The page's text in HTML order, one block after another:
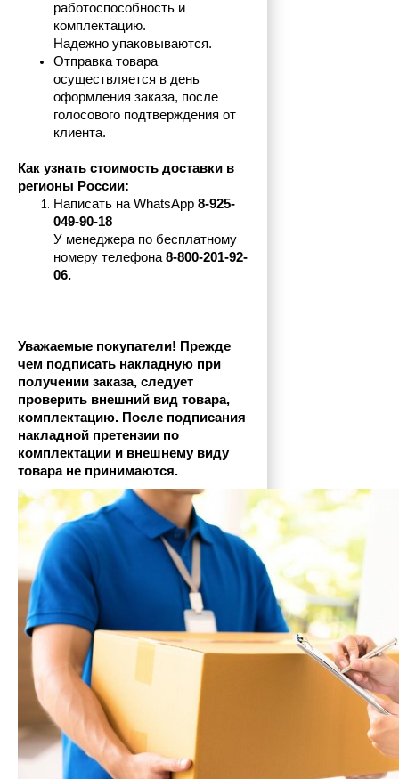
работоспособность и
комплектацию.
Надежно упаковываются.
Отправка товара
осуществляется в день
оформления заказа, после
голосового подтверждения от
клиента.
Как узнать стоимость доставки в
регионы России:
Написать на WhatsApp 8-925-
049-90-18
У менеджера по бесплатному
номеру телефона 8-800-201-92-
06.
Уважаемые покупатели! Прежде
чем подписать накладную при
получении заказа, следует
проверить внешний вид товара,
комплектацию. После подписания
накладной претензии по
комплектации и внешнему виду
товара не принимаются.